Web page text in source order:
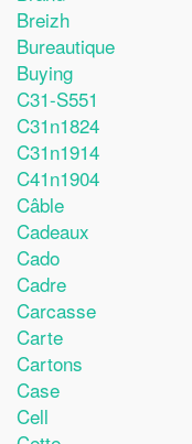
Breizh
Bureautique
Buying
C31-S551
C31n1824
C31n1914
C41n1904
Câble
Cadeaux
Cado
Cadre
Carcasse
Carte
Cartons
Case
Cell